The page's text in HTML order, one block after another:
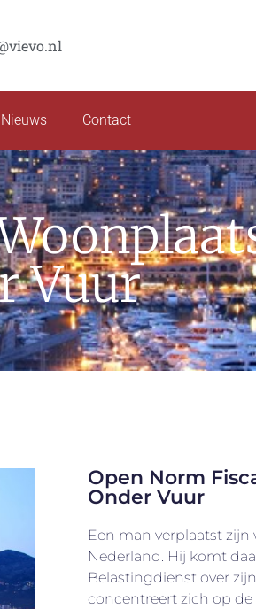
Nieuws Contact
Vuur
Open Norm
Onder Vuur
Een man verplaatst
Nederland. Hij komt
Belastingdienst over
concentreert zich op de